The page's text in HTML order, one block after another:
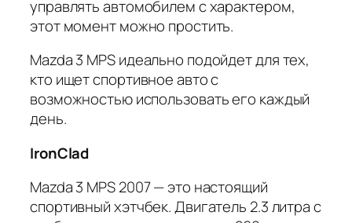
управлять автомобилем с характером,
этот момент можно простить.
Mazda 3 MPS идеально подойдет для тех,
кто ищет спортивное авто с
возможностью использовать его каждый
день.
IronClad
Mazda 3 MPS 2007 — это настоящий
спортивный хэтчбек. Двигатель 2.3 литра с